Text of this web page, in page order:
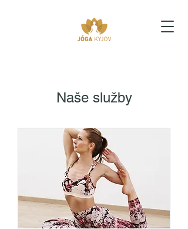
Naše služby